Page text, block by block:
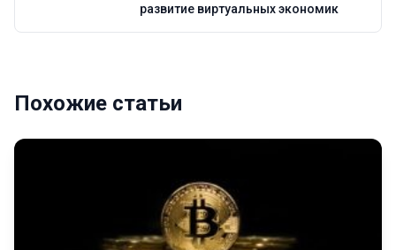
развитие виртуальных экономик
Похожие статьи